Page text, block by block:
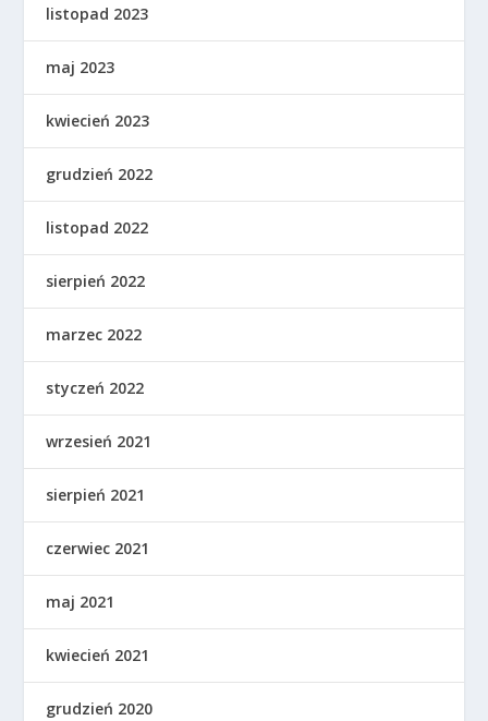
listopad 2023
maj 2023
kwiecień 2023
grudzień 2022
listopad 2022
sierpień 2022
marzec 2022
styczeń 2022
wrzesień 2021
sierpień 2021
czerwiec 2021
maj 2021
kwiecień 2021
grudzień 2020